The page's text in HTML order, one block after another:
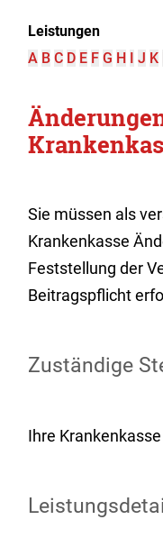
Leistungen
A B C D E F G H I J K
Sie müssen als
Krankenkasse
Feststellung der
Beitragspflicht
Zuständige
Ihre Krankenkasse